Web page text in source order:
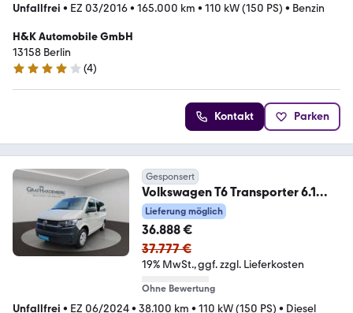
Unfallfrei • EZ 03/2016• 165.000 km • 110 kW (150 PS) • Benzin
H&K Automobile GmbH
13158 Berlin
3.9 Sterne
(4)
Kontakt Parken
Gesponsert
Volkswagen T6 Transporter 6.1
Kombi TDI DSG 9 Sitze AHK
Lieferung möglich
36.888 €
37.777 €
19% MwSt. ggf. zzgl. Lieferkosten
Ohne Bewertung
Unfallfrei • EZ 06/2024• 38.100 km • 110 kW (150 PS) • Diesel